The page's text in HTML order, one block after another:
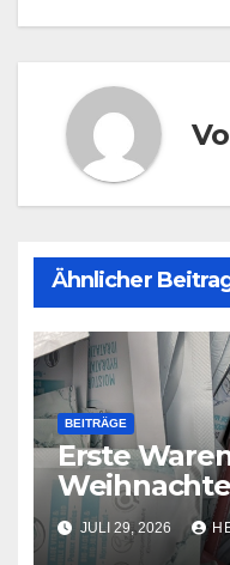
Ähnlicher
BEITRÄGE
Erste
JULI 29, 2026